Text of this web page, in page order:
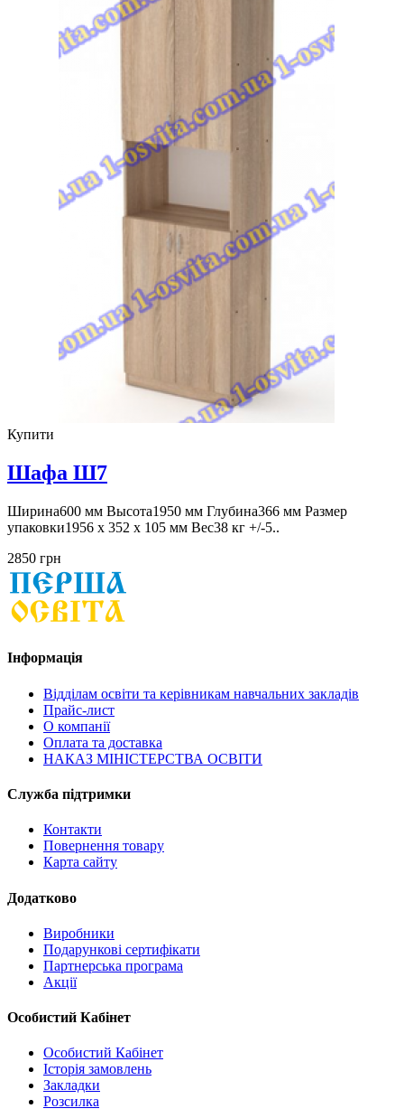
Купити
Шафа Ш7
Ширина600 мм Высота1950 мм Глубина366 мм Размер
упаковки1956 x 352 x 105 мм Вес38 кг +/-5..
2850 грн
Інформація
Відділам освіти та керівникам навчальних закладів
Прайс-лист
О компанії
Оплата та доставка
НАКАЗ МІНІСТЕРСТВА ОСВІТИ
Служба підтримки
Контакти
Повернення товару
Карта сайту
Додатково
Виробники
Подарункові сертифікати
Партнерська програма
Акції
Особистий Кабінет
Особистий Кабінет
Історія замовлень
Закладки
Розсилка